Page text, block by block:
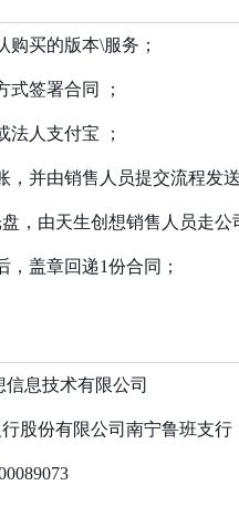
购买的版本\服务；
式签署合同 ；
法人支付宝 ；
，并由销售人员提交流程发
，由天生创想销售人员走
，盖章回递1份合同；
息技术有限公司
股份有限公司南宁鲁班支行